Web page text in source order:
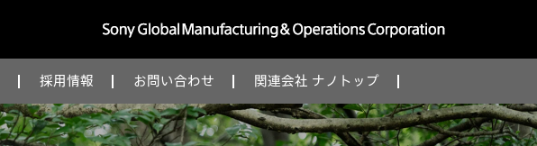
採用情報 お問い合わせ 関連会社 ナノトップ